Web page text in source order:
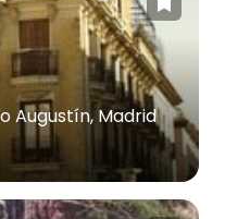
Augustín, Madrid